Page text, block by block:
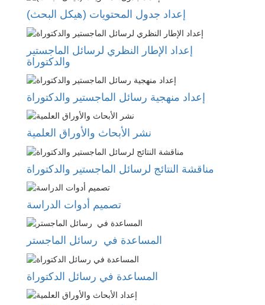
إعداد جدول المحتويات (هيكل البحث)
إعداد الإطار النظري لرسائل الماجستير
والدكتوراة
إعداد منهجية رسائل الماجستير والدكتوراة
نشر الأبحاث والأوراق العلمية
مناقشة النتائج لرسائل الماجستير والدكتوراة
تصميم أدوات الدراسة
المساعدة في رسائل الماجستر
المساعدة في رسائل الدكتوراة